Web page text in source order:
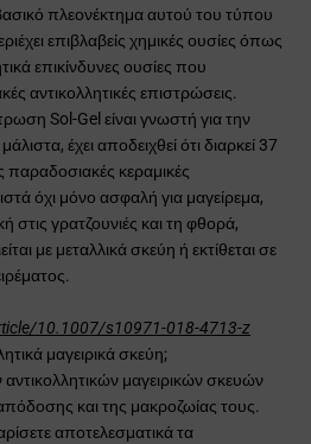
πλεονέκτημα αυτού του τύπου
επιβλαβείς χημικές ουσίες όπως
επικίνδυνες ουσίες που
αντικολλητικές επιστρώσεις.
Sol-Gel είναι γνωστή για την
έχει αποδειχθεί ότι διαρκεί 37
κεραμικές
όχι μόνο ασφαλή για μαγείρεμα,
στις γρατζουνιές και τη φθορά,
με μεταλλικά σκεύη ή εκτίθεται σε
10.1007/s10971-018-4713-z
μαγειρικά σκεύη;
μαγειρικών σκευών
και της μακροζωίας τους.
αποτελεσματικά τα